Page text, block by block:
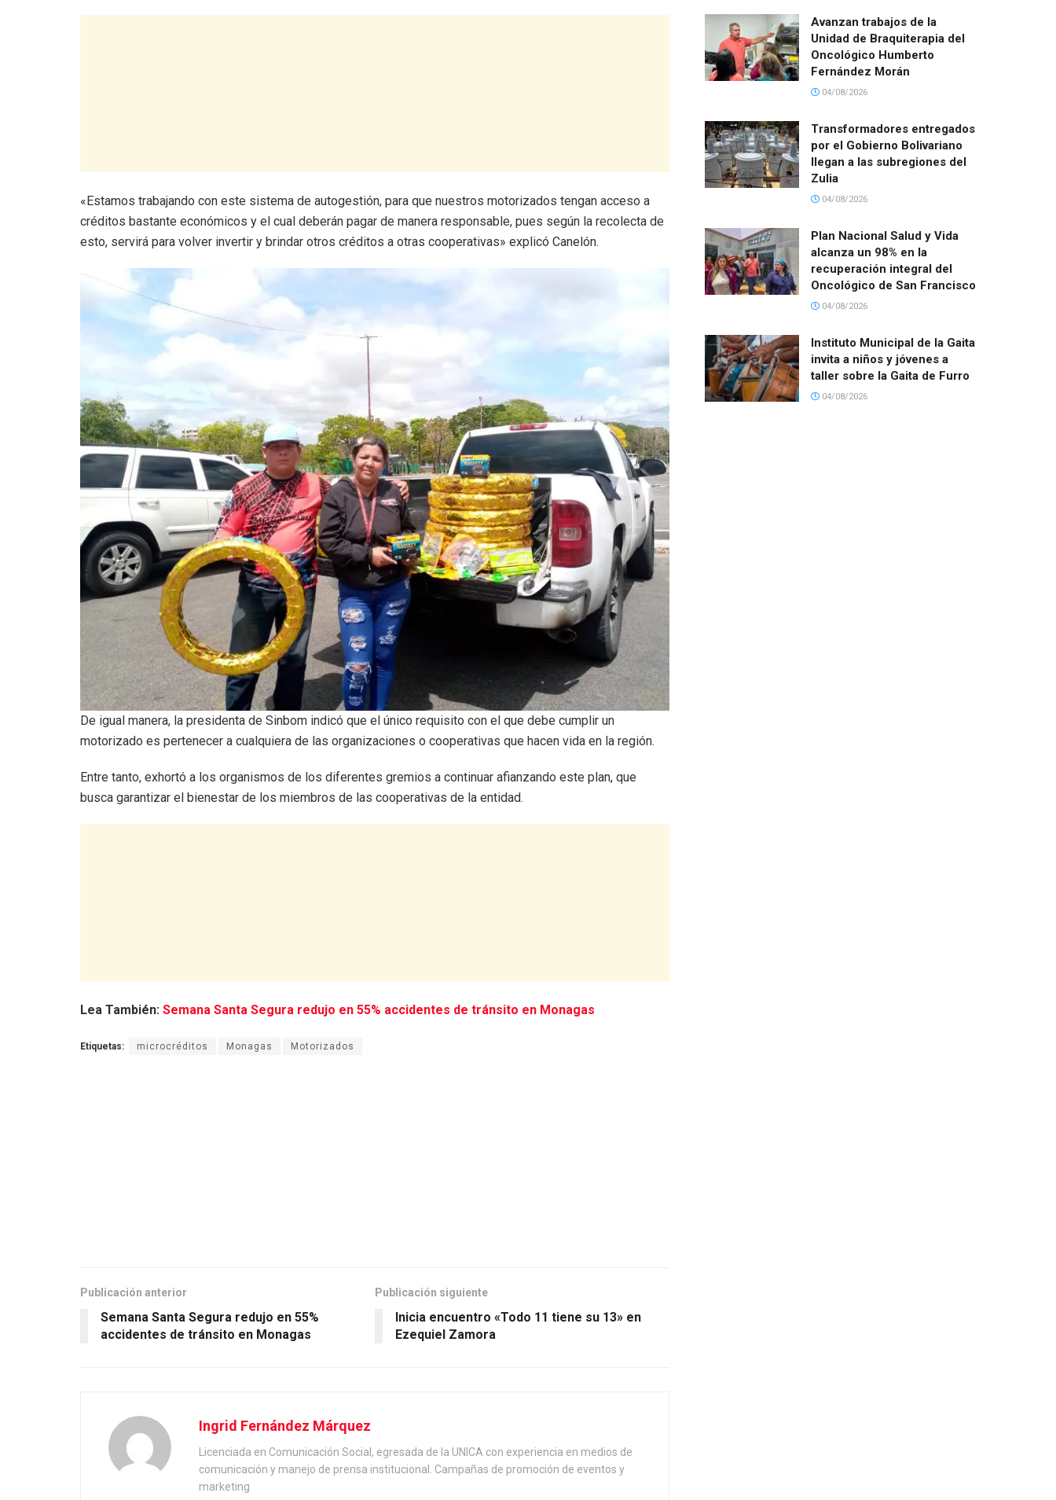
«Estamos trabajando con este sistema de autogestión, para que nuestros motorizados tengan acceso a
créditos bastante económicos y el cual deberán pagar de manera responsable, pues según la recolecta de
esto, servirá para volver invertir y brindar otros créditos a otras cooperativas» explicó Canelón.
De igual manera, la presidenta de Sinbom indicó que el único requisito con el que debe cumplir un
motorizado es pertenecer a cualquiera de las organizaciones o cooperativas que hacen vida en la región.
Entre tanto, exhortó a los organismos de los diferentes gremios a continuar afianzando este plan, que
busca garantizar el bienestar de los miembros de las cooperativas de la entidad.
Lea También: Semana Santa Segura redujo en 55% accidentes de tránsito en Monagas
Etiquetas: microcréditos Monagas Motorizados
Publicación anterior
Semana Santa Segura redujo en 55%
accidentes de tránsito en Monagas
Publicación siguiente
Inicia encuentro «Todo 11 tiene su 13» en
Ezequiel Zamora
Ingrid Fernández Márquez
Licenciada en Comunicación Social, egresada de la UNICA con experiencia en medios de
comunicación y manejo de prensa institucional. Campañas de promoción de eventos y
marketing
Avanzan trabajos de la
Unidad de Braquiterapia del
Oncológico Humberto
Fernández Morán
04/08/2026
Transformadores entregados
por el Gobierno Bolivariano
llegan a las subregiones del
Zulia
04/08/2026
Plan Nacional Salud y Vida
alcanza un 98% en la
recuperación integral del
Oncológico de San Francisco
04/08/2026
Instituto Municipal de la Gaita
invita a niños y jóvenes a
taller sobre la Gaita de Furro
04/08/2026